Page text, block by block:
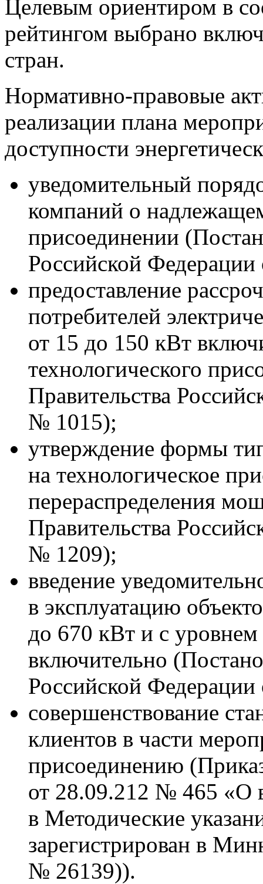
Целевым ориентиром в
рейтингом выбрано
стран.
Нормативно-правовые
реализации плана
доступности
уведомительный
компаний о
присоединении
Российской
предоставление
потребителей
от 15 до 150 кВт
технологического
Правительства
№ 1015);
утверждение формы
на технологическое
перераспределения
Правительства
№ 1209);
введение
в эксплуатацию
до 670 кВт и с
включительно
Российской
совершенствование
клиентов в части
присоединению
от 28.09.212 № 465 «О
в Методические
зарегистрирован в
№ 26139)).